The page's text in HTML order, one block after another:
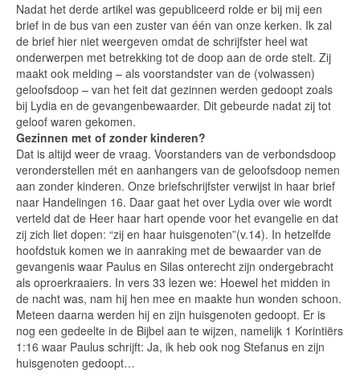
Nadat het derde artikel was gepubliceerd rolde er bij mij een
brief in de bus van een zuster van één van onze kerken. Ik zal
de brief hier niet weergeven omdat de schrijfster heel wat
onderwerpen met betrekking tot de doop aan de orde stelt. Zij
maakt ook melding – als voorstandster van de (volwassen)
geloofsdoop – van het feit dat gezinnen werden gedoopt zoals
bij Lydia en de gevangenbewaarder. Dit gebeurde nadat zij tot
geloof waren gekomen.
Gezinnen met of zonder kinderen?
Dat is altijd weer de vraag. Voorstanders van de verbondsdoop
veronderstellen mét en aanhangers van de geloofsdoop nemen
aan zonder kinderen. Onze briefschrijfster verwijst in haar brief
naar Handelingen 16. Daar gaat het over Lydia over wie wordt
verteld dat de Heer haar hart opende voor het evangelie en dat
zij zich liet dopen: “zij en haar huisgenoten”(v.14). In hetzelfde
hoofdstuk komen we in aanraking met de bewaarder van de
gevangenis waar Paulus en Silas onterecht zijn ondergebracht
als oproerkraaiers. In vers 33 lezen we: Hoewel het midden in
de nacht was, nam hij hen mee en maakte hun wonden schoon.
Meteen daarna werden hij en zijn huisgenoten gedoopt. Er is
nog een gedeelte in de Bijbel aan te wijzen, namelijk 1 Korintiërs
1:16 waar Paulus schrijft: Ja, ik heb ook nog Stefanus en zijn
huisgenoten gedoopt…